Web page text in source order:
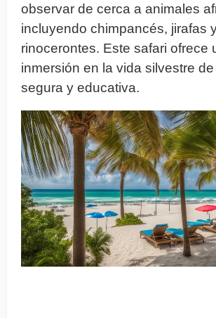
observar de cerca a animales
incluyendo chimpancés, jirafas
rinocerontes. Este safari ofrece
inmersión en la vida silvestre
segura y educativa.